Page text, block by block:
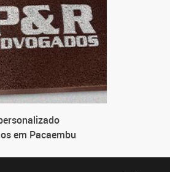
em Pacaembu